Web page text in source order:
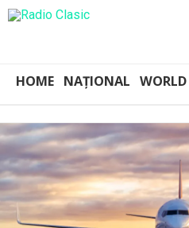
HOME NAȚIONAL WORLD